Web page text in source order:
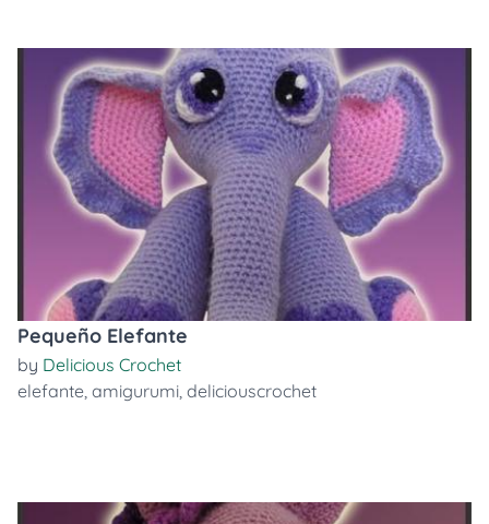
Pequeño Elefante
by Delicious Crochet
elefante, amigurumi, deliciouscrochet